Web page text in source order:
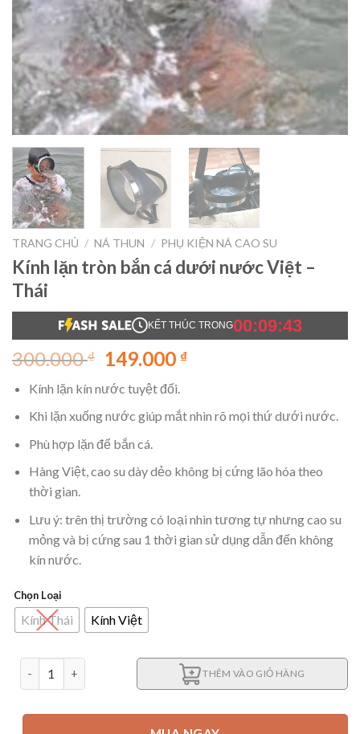
TRANG CHỦ / NÁ THUN / PHỤ KIỆN NÁ CAO SU
Kính lặn tròn bắn cá dưới nước Việt –
Thái
KẾT THÚC TRONG00:09:42
300.000₫
Giá
là:
300.000 ₫.
149.000 ₫Giá
là:
Kính lặn kín nước tuyệt đối.
Khi lặn xuống nước giúp mắt nhìn rõ mọi thứ dưới nước.
Phù hợp lặn để bắn cá.
Hàng Việt, cao su dày dẻo không bị cứng lão hóa theo
thời gian.
Lưu ý: trên thị trường có loại nhìn tương tự nhưng cao su
mỏng và bị cứng sau 1 thời gian sử dụng dẫn đến không
kín nước.
Chọn Loại
Kính Thái Kính Việt
Kính lặn tròn bắn cá dưới nước Việt - Thái số lượng
THÊM VÀO GIỎ HÀNG